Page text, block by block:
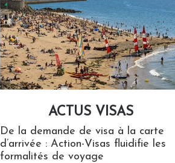
ACTUS VISAS
De la demande de visa à la carte
d’arrivée : Action-Visas fluidifie les
formalités de voyage